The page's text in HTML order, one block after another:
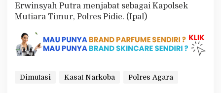
Erwinsyah Putra menjabat sebagai Kapolsek
Mutiara Timur, Polres Pidie. (Ipal)
Dimutasi Kasat Narkoba Polres Agara